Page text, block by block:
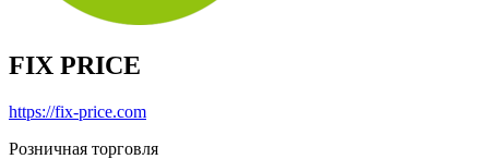
FIX PRICE
https://fix-price.com
Розничная торговля